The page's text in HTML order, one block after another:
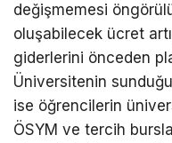
değişmemesi
oluşabilecek ücret
giderlerini önceden
Üniversitenin
ise öğrencilerin
ÖSYM ve tercih